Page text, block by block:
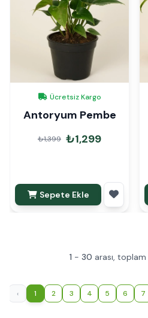
Ücretsiz Kargo
Antoryum Pembe
₺1,399 ₺1,299
Sepete Ekle
1 - 30 arası, toplam
‹ 1 2 3 4 5 6 7